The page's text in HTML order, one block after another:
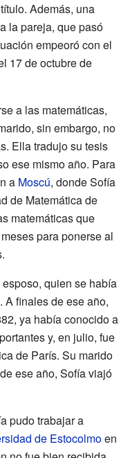
Además, una
la pareja, que pasó
empeoró con el
17 de octubre de
a las matemáticas,
sin embargo, no
Ella tradujo su tesis
ese mismo año. Para
a Moscú, donde Sofía
de Matemática de
matemáticas que
para ponerse al
quien se había
A finales de ese año,
ya había conocido a
y, en julio, fue
de París. Su marido
ese año, Sofía viajó
pudo trabajar a
de Estocolmoen